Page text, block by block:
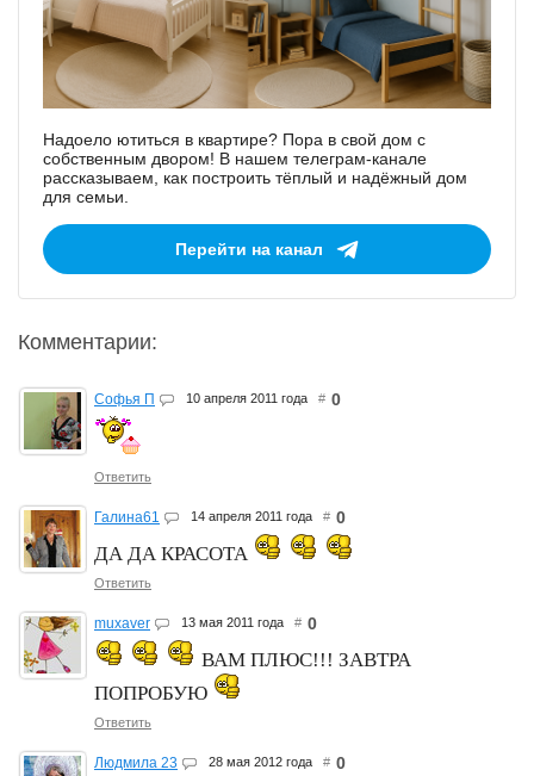
Надоело ютиться в квартире? Пора в свой дом с
собственным двором! В нашем телеграм-канале
рассказываем, как построить тёплый и надёжный дом
для семьи.
Перейти на канал
Комментарии:
Софья П 10 апреля 2011 года # 0
Ответить
Галина61 14 апреля 2011 года # 0
ДА ДА КРАСОТА
Ответить
muxaver 13 мая 2011 года # 0
ВАМ ПЛЮС!!! ЗАВТРА
ПОПРОБУЮ
Ответить
Людмила 23 28 мая 2012 года # 0